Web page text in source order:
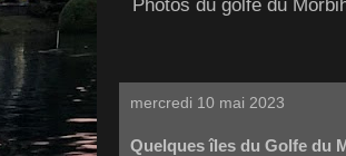
Photos du golfe du
mercredi 10 mai 2023
Quelques îles du Golfe du